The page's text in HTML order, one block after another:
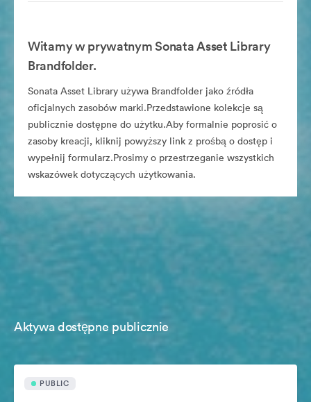
Witamy w prywatnym Sonata Asset Library
Brandfolder.
Sonata Asset Library używa Brandfolder jako źródła
oficjalnych zasobów marki.Przedstawione kolekcje są
publicznie dostępne do użytku.Aby formalnie poprosić o
zasoby kreacji, kliknij powyższy link z prośbą o dostęp i
wypełnij formularz.Prosimy o przestrzeganie wszystkich
wskazówek dotyczących użytkowania.
Aktywa dostępne publicznie
PUBLIC